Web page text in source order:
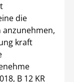
die
anzunehmen,
kraft
B 12 KR